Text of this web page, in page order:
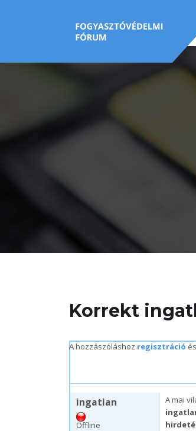
Korrekt
A hozzászóláshoz regisztráció és
ingatlan
Offline
A mai